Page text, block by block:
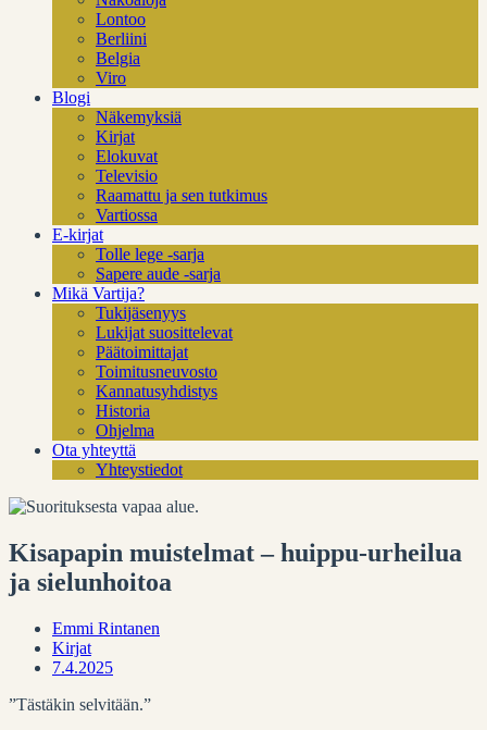
Lontoo
Berliini
Belgia
Viro
Blogi
Näkemyksiä
Kirjat
Elokuvat
Televisio
Raamattu ja sen tutkimus
Vartiossa
E-kirjat
Tolle lege -sarja
Sapere aude -sarja
Mikä Vartija?
Tukijäsenyys
Lukijat suosittelevat
Päätoimittajat
Toimitusneuvosto
Kannatusyhdistys
Historia
Ohjelma
Ota yhteyttä
Yhteystiedot
Kisapapin muistelmat – huippu-urheilua
ja sielunhoitoa
Emmi Rintanen
Kirjat
7.4.2025
”Tästäkin selvitään.”